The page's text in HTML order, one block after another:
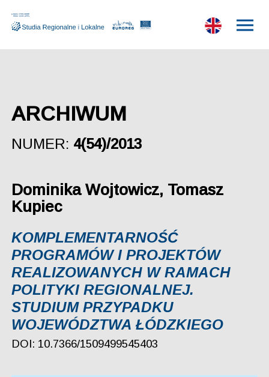
ARCHIWUM
NUMER: 4(54)/2013
Dominika Wojtowicz, Tomasz
Kupiec
KOMPLEMENTARNOŚĆ
PROGRAMÓW I PROJEKTÓW
REALIZOWANYCH W RAMACH
POLITYKI REGIONALNEJ.
STUDIUM PRZYPADKU
WOJEWÓDZTWA ŁÓDZKIEGO
DOI: 10.7366/1509499545403